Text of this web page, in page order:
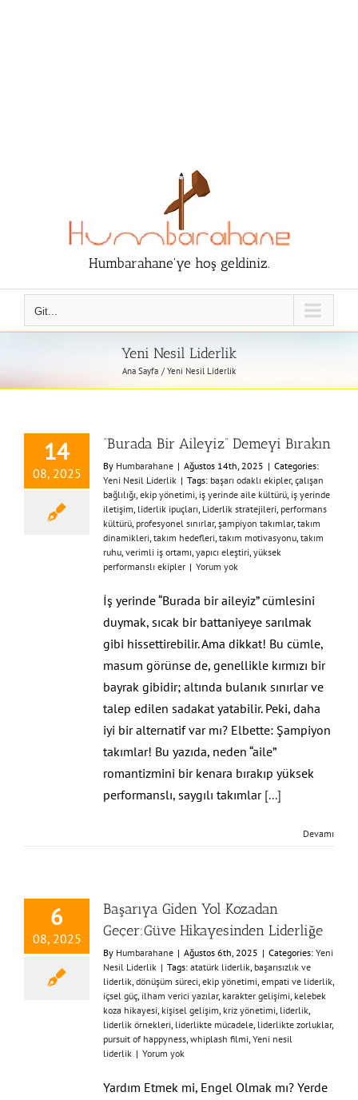
Humbarahane'ye hoş geldiniz.
Git...
Yeni Nesil Liderlik
Ana Sayfa Yeni Nesil Liderlik
14
08, 2025
“Burada Bir Aileyiz” Demeyi Bırakın
By Humbarahane | Ağustos 14th, 2025 | Categories:
Yeni Nesil Liderlik | Tags: başarı odaklı ekipler, çalışan
bağlılığı, ekip yönetimi, iş yerinde aile kültürü, iş yerinde
iletişim, liderlik ipuçları, Liderlik stratejileri, performans
kültürü, profesyonel sınırlar, şampiyon takımlar, takım
dinamikleri, takım hedefleri, takım motivasyonu, takım
ruhu, verimli iş ortamı, yapıcı eleştiri, yüksek
performanslı ekipler | Yorum yok
İş yerinde “Burada bir aileyiz” cümlesini
duymak, sıcak bir battaniyeye sarılmak
gibi hissettirebilir. Ama dikkat! Bu cümle,
masum görünse de, genellikle kırmızı bir
bayrak gibidir; altında bulanık sınırlar ve
talep edilen sadakat yatabilir. Peki, daha
iyi bir alternatif var mı? Elbette: Şampiyon
takımlar! Bu yazıda, neden “aile”
romantizmini bir kenara bırakıp yüksek
performanslı, saygılı takımlar [...]
Devamı
6
08, 2025
Başarıya Giden Yol Kozadan
Geçer:Güve Hikayesinden Liderliğe
By Humbarahane | Ağustos 6th, 2025 | Categories: Yeni
Nesil Liderlik | Tags: atatürk liderlik, başarısızlık ve
liderlik, dönüşüm süreci, ekip yönetimi, empati ve liderlik,
içsel güç, ilham verici yazılar, karakter gelişimi, kelebek
koza hikayesi, kişisel gelişim, kriz yönetimi, liderlik,
liderlik örnekleri, liderlikte mücadele, liderlikte zorluklar,
pursuit of happyness, whiplash filmi, Yeni nesil
liderlik | Yorum yok
Yardım Etmek mi, Engel Olmak mı? Yerde